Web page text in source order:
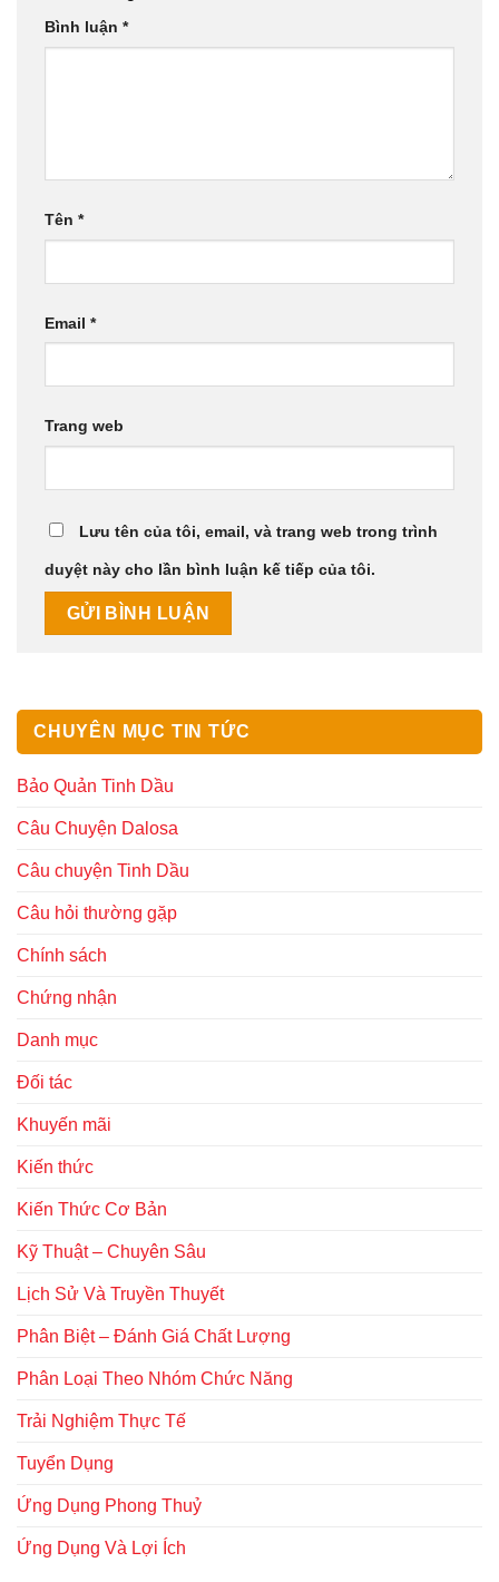
Bình luận *
Tên *
Email *
Trang web
Lưu tên của tôi, email, và trang web trong trình
duyệt này cho lần bình luận kế tiếp của tôi.
CHUYÊN MỤC TIN TỨC
Bảo Quản Tinh Dầu
Câu Chuyện Dalosa
Câu chuyện Tinh Dầu
Câu hỏi thường gặp
Chính sách
Chứng nhận
Danh mục
Đối tác
Khuyến mãi
Kiến thức
Kiến Thức Cơ Bản
Kỹ Thuật – Chuyên Sâu
Lịch Sử Và Truyền Thuyết
Phân Biệt – Đánh Giá Chất Lượng
Phân Loại Theo Nhóm Chức Năng
Trải Nghiệm Thực Tế
Tuyển Dụng
Ứng Dụng Phong Thuỷ
Ứng Dụng Và Lợi Ích